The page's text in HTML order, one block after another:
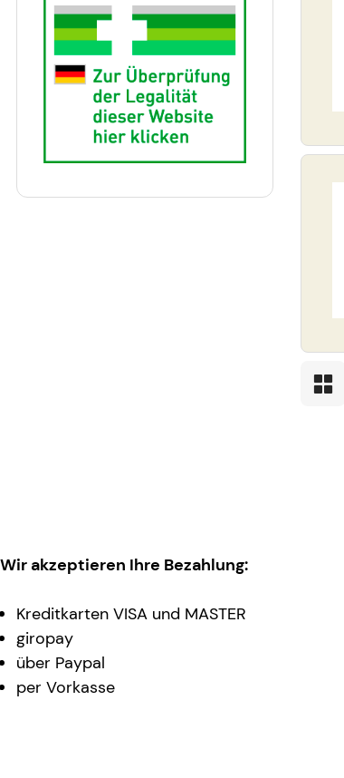
Wir akzeptieren Ihre Bezahlung:
Kreditkarten VISA und MASTER
giropay
über Paypal
per Vorkasse